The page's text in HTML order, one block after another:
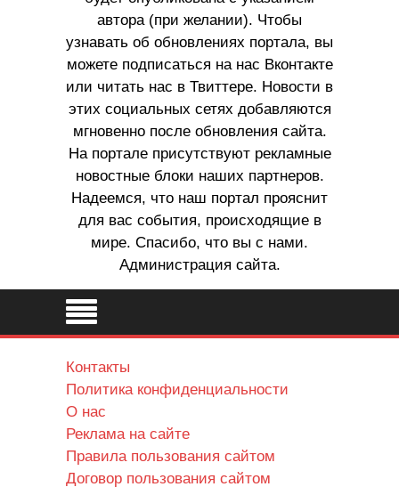
автора (при желании). Чтобы
узнавать об обновлениях портала, вы
можете подписаться на нас Вконтакте
или читать нас в Твиттере. Новости в
этих социальных сетях добавляются
мгновенно после обновления сайта.
На портале присутствуют рекламные
новостные блоки наших партнеров.
Надеемся, что наш портал прояснит
для вас события, происходящие в
мире. Спасибо, что вы с нами.
Администрация сайта.
Контакты
Политика конфиденциальности
О нас
Реклама на сайте
Правила пользования сайтом
Договор пользования сайтом